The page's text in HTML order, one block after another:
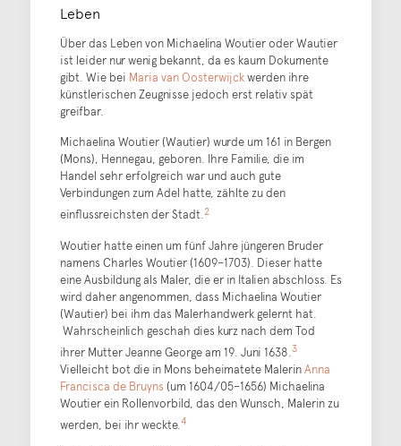
Leben
Über das Leben von Michaelina Woutier oder Wautier
ist leider nur wenig bekannt, da es kaum Dokumente
gibt. Wie bei Maria van Oosterwijckwerden ihre
künstlerischen Zeugnisse jedoch erst relativ spät
greifbar.
Michaelina Woutier (Wautier) wurde um 161 in Bergen
(Mons), Hennegau, geboren. Ihre Familie, die im
Handel sehr erfolgreich war und auch gute
Verbindungen zum Adel hatte, zählte zu den
einflussreichsten der Stadt.2
Woutier hatte einen um fünf Jahre jüngeren Bruder
namens Charles Woutier (1609–1703). Dieser hatte
eine Ausbildung als Maler, die er in Italien abschloss. Es
wird daher angenommen, dass Michaelina Woutier
(Wautier) bei ihm das Malerhandwerk gelernt hat.
Wahrscheinlich geschah dies kurz nach dem Tod
ihrer Mutter Jeanne George am 19. Juni 1638.3
Vielleicht bot die in Mons beheimatete MalerinAnna
Francisca de Bruyns (um 1604/05–1656) Michaelina
Woutier ein Rollenvorbild, das den Wunsch, Malerin zu
werden, bei ihr weckte.4